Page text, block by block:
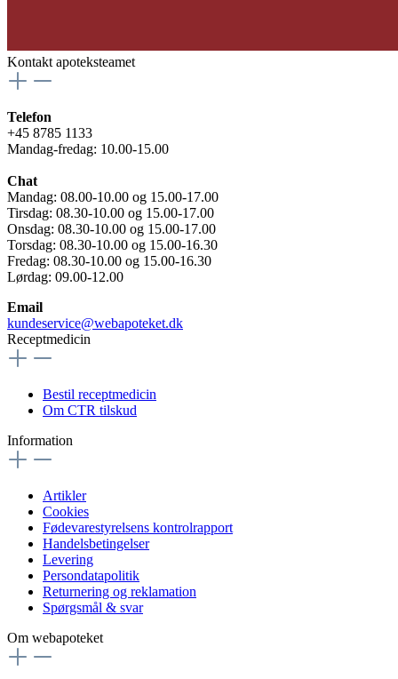
Kontakt apoteksteamet
Telefon
+45 8785 1133
Mandag-fredag: 10.00-15.00
Chat
Mandag: 08.00-10.00 og 15.00-17.00
Tirsdag: 08.30-10.00 og 15.00-17.00
Onsdag: 08.30-10.00 og 15.00-17.00
Torsdag: 08.30-10.00 og 15.00-16.30
Fredag: 08.30-10.00 og 15.00-16.30
Lørdag: 09.00-12.00
Email
kundeservice@webapoteket.dk
Receptmedicin
Bestil receptmedicin
Om CTR tilskud
Information
Artikler
Cookies
Fødevarestyrelsens kontrolrapport
Handelsbetingelser
Levering
Persondatapolitik
Returnering og reklamation
Spørgsmål & svar
Om webapoteket